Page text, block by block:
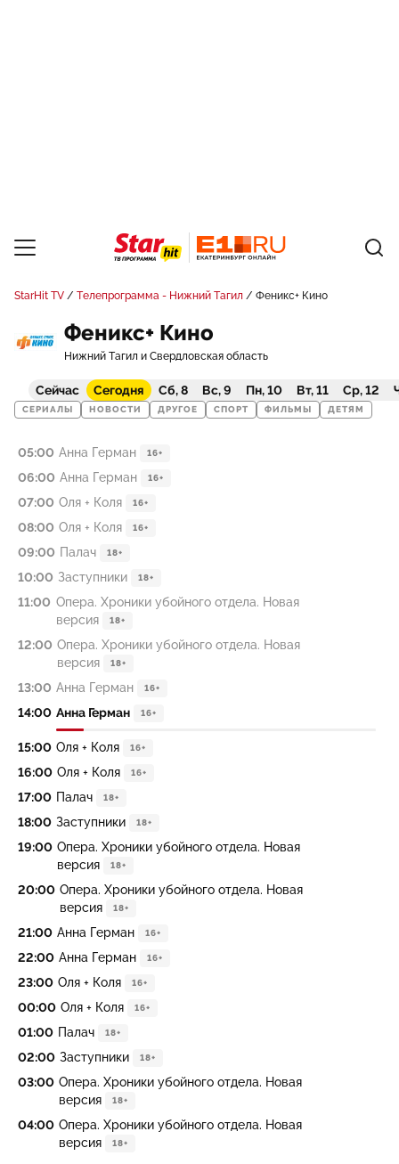
StarHit TV Телепрограмма - Нижний Тагил Феникс+ Кино
Феникс+ Кино
Нижний Тагил и Свердловская область
Сейчас Сегодня Сб, 8 Вс, 9 Пн, 10 Вт, 11 Ср, 12
СЕРИАЛЫ НОВОСТИ ДРУГОЕ СПОРТ ФИЛЬМЫ ДЕТЯМ
05:00 Анна Герман 16+
06:00 Анна Герман 16+
07:00 Оля + Коля 16+
08:00 Оля + Коля 16+
09:00 Палач 18+
10:00 Заступники 18+
11:00 Опера. Хроники убойного отдела. Новая
версия
18+
12:00 Опера. Хроники убойного отдела. Новая
версия
18+
13:00 Анна Герман 16+
14:00 Анна Герман 16+
15:00 Оля + Коля 16+
16:00 Оля + Коля 16+
17:00 Палач 18+
18:00 Заступники 18+
19:00 Опера. Хроники убойного отдела. Новая
версия
18+
20:00 Опера. Хроники убойного отдела. Новая
версия
18+
21:00 Анна Герман 16+
22:00 Анна Герман 16+
23:00 Оля + Коля 16+
00:00 Оля + Коля 16+
01:00 Палач 18+
02:00 Заступники 18+
03:00 Опера. Хроники убойного отдела. Новая
версия
18+
04:00 Опера. Хроники убойного отдела. Новая
версия
18+